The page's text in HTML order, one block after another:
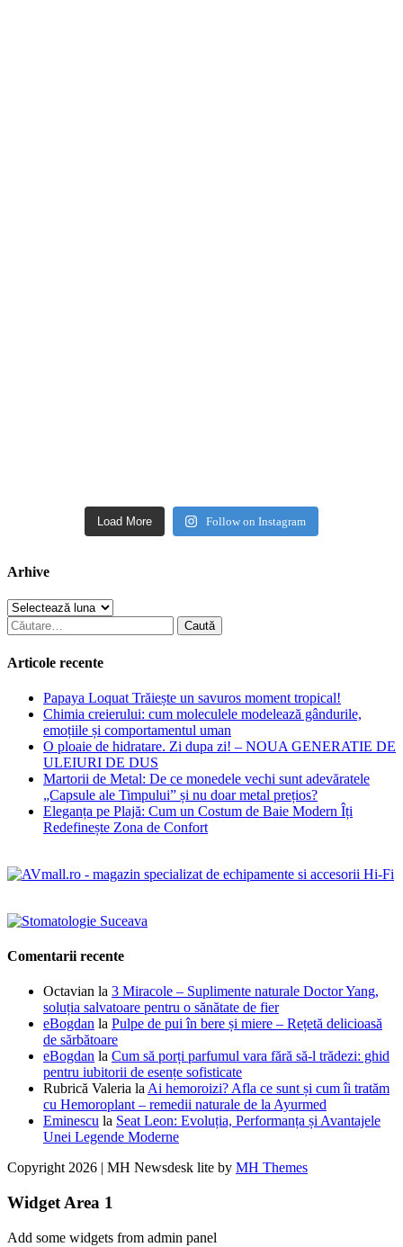
Load More Follow on Instagram
Arhive
Arhive
Caută
după:
Articole recente
Papaya Loquat Trăiește un savuros moment tropical!
Chimia creierului: cum moleculele modelează gândurile,
emoțiile și comportamentul uman
O ploaie de hidratare. Zi dupa zi! – NOUA GENERATIE DE
ULEIURI DE DUS
Martorii de Metal: De ce monedele vechi sunt adevăratele
„Capsule ale Timpului” și nu doar metal prețios?
Eleganța pe Plajă: Cum un Costum de Baie Modern Îți
Redefinește Zona de Confort
Comentarii recente
Octavian la 3 Miracole – Suplimente naturale Doctor Yang,
soluția salvatoare pentru o sănătate de fier
eBogdan la Pulpe de pui în bere și miere – Rețetă delicioasă
de sărbătoare
eBogdan la Cum să porți parfumul vara fără să-l trădezi: ghid
pentru iubitorii de esențe sofisticate
Rubrică Valeria laAi hemoroizi? Afla ce sunt și cum îi tratăm
cu Hemoroplant – remedii naturale de la Ayurmed
Eminescu la Seat Leon: Evoluția, Performanța și Avantajele
Unei Legende Moderne
Copyright 2026 | MH Newsdesk lite by MH Themes
Widget Area 1
Add some widgets from admin panel